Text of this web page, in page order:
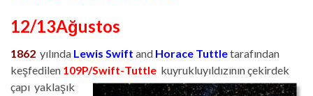
12/13Ağustos
1862 yılında Lewis Swift and Horace Tuttletarafından
keşfedilen 109P/Swift-Tuttle kuyrukluyıldızının çekirdek
çapı yaklaşık